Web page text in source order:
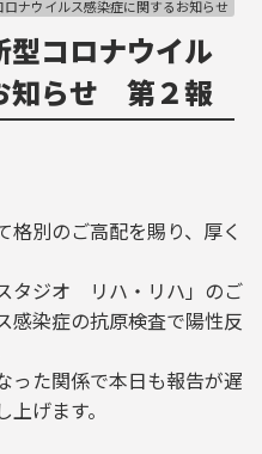
ロナウイルス感染症に関するお知らせ
コロナウイル
知らせ 第２報
別のご高配を賜り、厚く
タジオ リハ・リハ」のご
感染症の抗原検査で陽性反
った関係で本日も報告が遅
げます。